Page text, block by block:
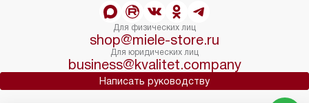
Для физических лиц
shop@miele-store.ru
Для юридических лиц
business@kvalitet.company
Написать руководству